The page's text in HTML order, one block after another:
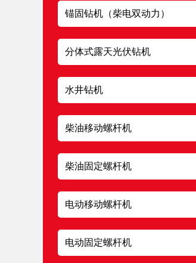
锚固钻机（柴电双动力）
分体式露天光伏钻机
水井钻机
柴油移动螺杆机
柴油固定螺杆机
电动移动螺杆机
电动固定螺杆机